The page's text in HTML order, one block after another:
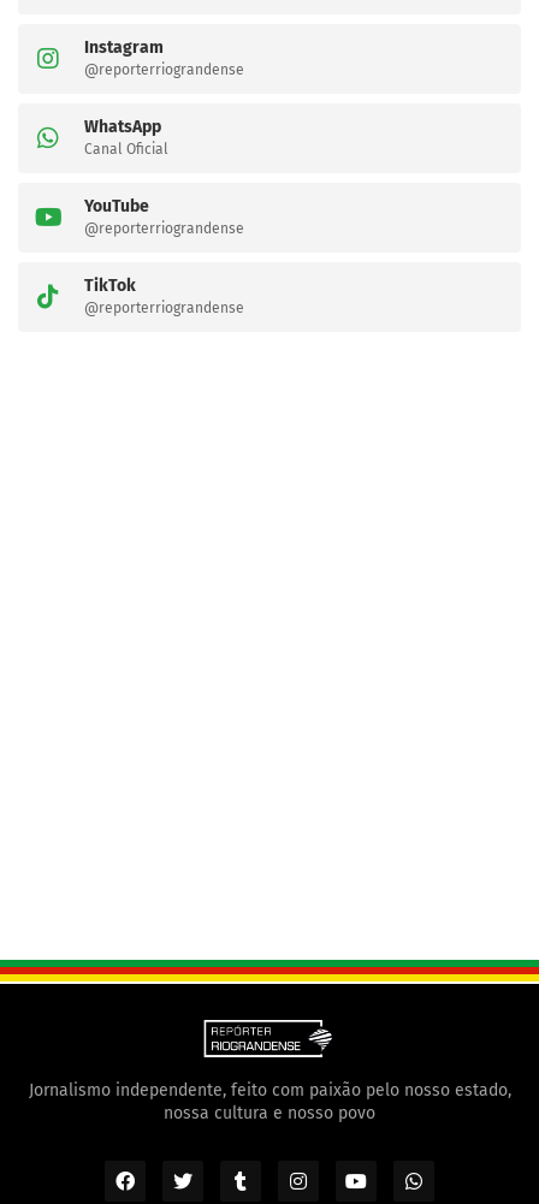
Instagram
@reporterriograndense
WhatsApp
Canal Oficial
YouTube
@reporterriograndense
TikTok
@reporterriograndense
Jornalismo independente, feito com paixão pelo nosso estado,
nossa cultura e nosso povo